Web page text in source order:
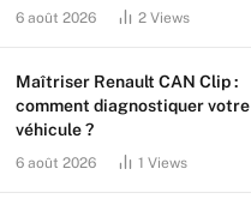
6 août 2026 2 Views
Maîtriser Renault CAN Clip :
comment diagnostiquer votre
véhicule ?
6 août 2026 1 Views